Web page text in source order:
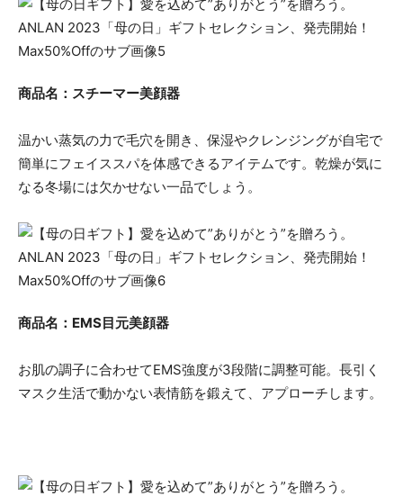
商品名：スチーマー美顔器
温かい蒸気の力で毛穴を開き、保湿やクレンジングが自宅で
簡単にフェイススパを体感できるアイテムです。乾燥が気に
なる冬場には欠かせない一品でしょう。
商品名：EMS目元美顔器
お肌の調子に合わせてEMS強度が3段階に調整可能。長引く
マスク生活で動かない表情筋を鍛えて、アプローチします。